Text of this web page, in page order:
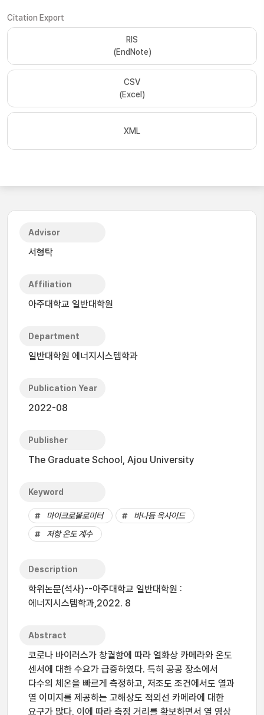
Citation Export
RIS
(EndNote)
CSV
(Excel)
XML
Advisor
서형탁
Affiliation
아주대학교 일반대학원
Department
일반대학원 에너지시스템학과
Publication Year
2022-08
Publisher
The Graduate School, Ajou University
Keyword
마이크로볼로미터
바나듐 옥사이드
저항 온도 계수
Description
학위논문(석사)--아주대학교 일반대학원 :
에너지시스템학과,2022. 8
Abstract
코로나 바이러스가 창궐함에 따라 열화상 카메라와 온도
센서에 대한 수요가 급증하였다. 특히 공공 장소에서
다수의 체온을 빠르게 측정하고, 저조도 조건에서도 열과
열 이미지를 제공하는 고해상도 적외선 카메라에 대한
요구가 많다. 이에 따라 측정 거리를 확보하면서 열 영상